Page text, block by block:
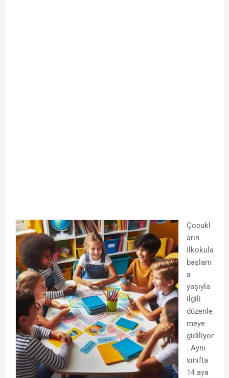
Çocukl
arın
ilkokula
başlam
a
yaşıyla
ilgili
düzenle
meye
gidiliyor
. Aynı
sınıfta
14 aya